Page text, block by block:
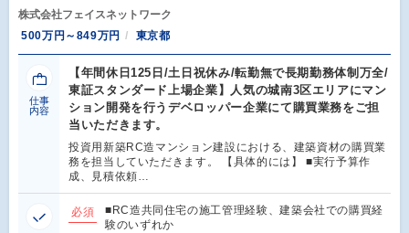
株式会社フェイスネットワーク
500万円～849万円
東京都
仕事
内容
【年間休日125日/土日祝休み/転勤無で長期勤務体制万全/
東証スタンダード上場企業】人気の城南3区エリアにマン
ション開発を行うデベロッパー企業にて購買業務をご担
当いただきます。
投資用新築RC造マンション建設における、建築資材の購買業
務を担当していただきます。 【具体的には】 ■実行予算作
成、見積依頼…
必須
■RC造共同住宅の施工管理経験、建築会社での購買経
験のいずれか